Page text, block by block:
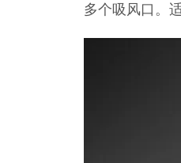
多个吸风口。